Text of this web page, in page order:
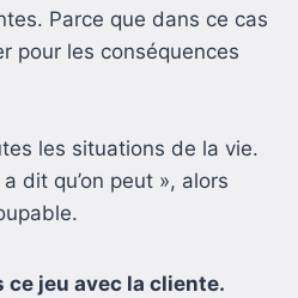
Parce que dans ce cas
pour les conséquences
les situations de la vie.
dit qu’on peut », alors
ce jeu avec la cliente.